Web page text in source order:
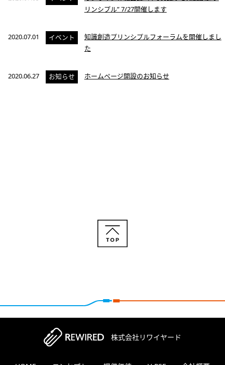
リンシプル” 7/27開催します
2020.07.01 イベント
知識創造プリンシプルフォーラムを開催しまし
た
2020.06.27 お知らせ ホームページ開設のお知らせ
株式会社リワイヤード